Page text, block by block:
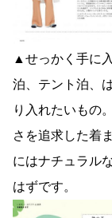
▲せっかく手に
泊、テント泊、
り入れたいもの
さを追求した着
にはナチュラル
はずです。